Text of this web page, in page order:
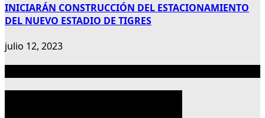
INICIARÁN CONSTRUCCIÓN DEL ESTACIONAMIENTO
DEL NUEVO ESTADIO DE TIGRES
julio 12, 2023